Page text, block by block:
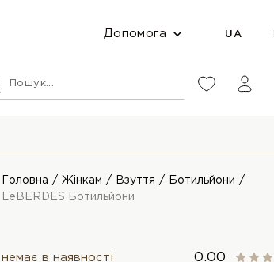
Допомога UA
Головна Жінкам Взуття
Ботильйони
LeBERDES Ботильйони
немає в наявності 0.00